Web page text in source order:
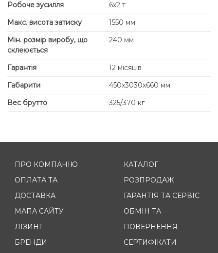
Робоче зусилля
6х2 т
Макс. висота затиску
1550 мм
Мін. розмір виробу, що
склеюється
240 мм
Гарантія
12 місяців
Габарити
450х3030х660 мм
Вес брутто
325/370 кг
ПРО КОМПАНІЮ
ОПЛАТА ТА
ДОСТАВКА
МАПА САЙТУ
ЛІЗИНГ
БРЕНДИ
КАТАЛОГ
РОЗПРОДАЖ
ГАРАНТІЯ ТА СЕРВІС
ОБМІН ТА
ПОВЕРНЕННЯ
СЕРТИФІКАТИ